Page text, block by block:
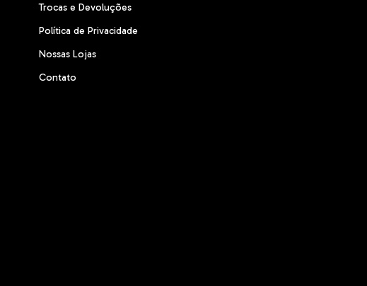
Trocas e Devoluções
Política de Privacidade
Nossas Lojas
Contato